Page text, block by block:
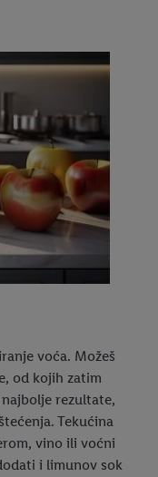
voća. Možeš
od kojih zatim
rezultate,
Tekućina
vino ili voćni
i limunov sok